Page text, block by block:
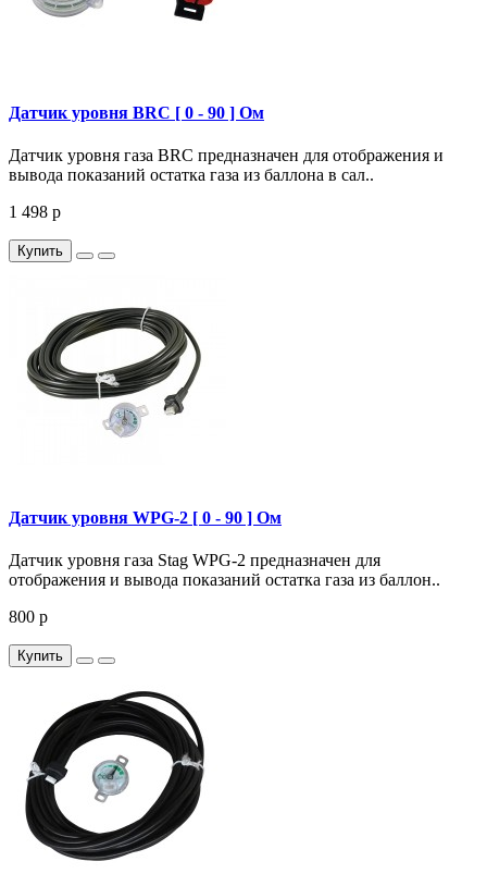
Датчик уровня BRC [ 0 - 90 ] Ом
Датчик уровня газа BRC предназначен для отображения и
вывода показаний остатка газа из баллона в сал..
1 498 р
Купить
Датчик уровня WPG-2 [ 0 - 90 ] Ом
Датчик уровня газа Stag WPG-2 предназначен для
отображения и вывода показаний остатка газа из баллон..
800 р
Купить